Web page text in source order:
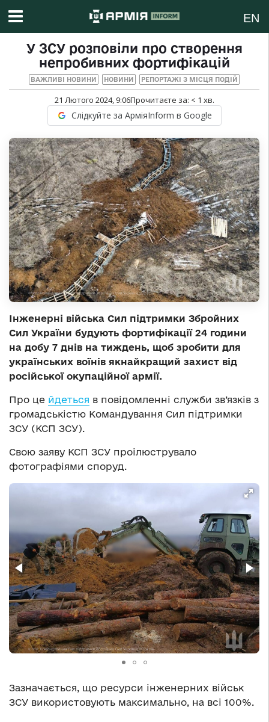
EN
У ЗСУ розповіли про створення
непробивних фортифікацій
ВАЖЛИВІ НОВИНИ НОВИНИ РЕПОРТАЖІ З МІСЦЯ ПОДІЙ
21 Лютого 2024, 9:06Прочитаєте за: < 1 хв.
Слідкуйте за АрміяInform в Google
Інженерні війська Сил підтримки Збройних
Сил України будують фортифікації 24 години
на добу 7 днів на тиждень, щоб зробити для
українських воїнів якнайкращий захист від
російської окупаційної армії.
Про це йдеться в повідомленні служби зв’язків з
громадськістю Командування Сил підтримки
ЗСУ (КСП ЗСУ).
Свою заяву КСП ЗСУ проілюструвало
фотографіями споруд.
Зазначається, що ресурси інженерних військ
ЗСУ використовують максимально, на всі 100%.